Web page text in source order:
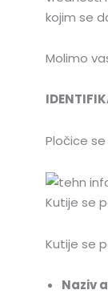
kojim se
Molimo
Pločice
Kutije se
Kutije se
Naziv